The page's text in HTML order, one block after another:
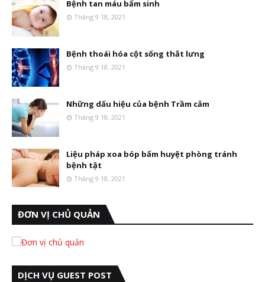
Bệnh tan máu bẩm sinh
Tháng 9 18, 2021
Bệnh thoái hóa cột sống thắt lưng
Tháng 9 18, 2021
Những dấu hiệu của bệnh Trầm cảm
Tháng 9 18, 2021
Liệu pháp xoa bóp bấm huyệt phòng tránh
bệnh tật
Tháng 9 18, 2021
ĐƠN VỊ CHỦ QUẢN
DỊCH VỤ GUEST POST